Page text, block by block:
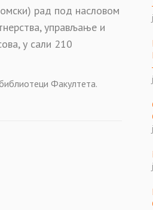
рад под насловом
управљање и
у сали 210
Факултета.